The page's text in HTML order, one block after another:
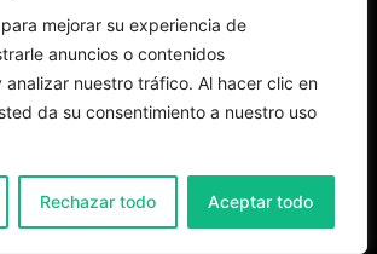
mejorar su experiencia de
anuncios o contenidos
analizar nuestro tráfico. Al hacer clic en
da su consentimiento a nuestro uso
Rechazar todo Aceptar todo